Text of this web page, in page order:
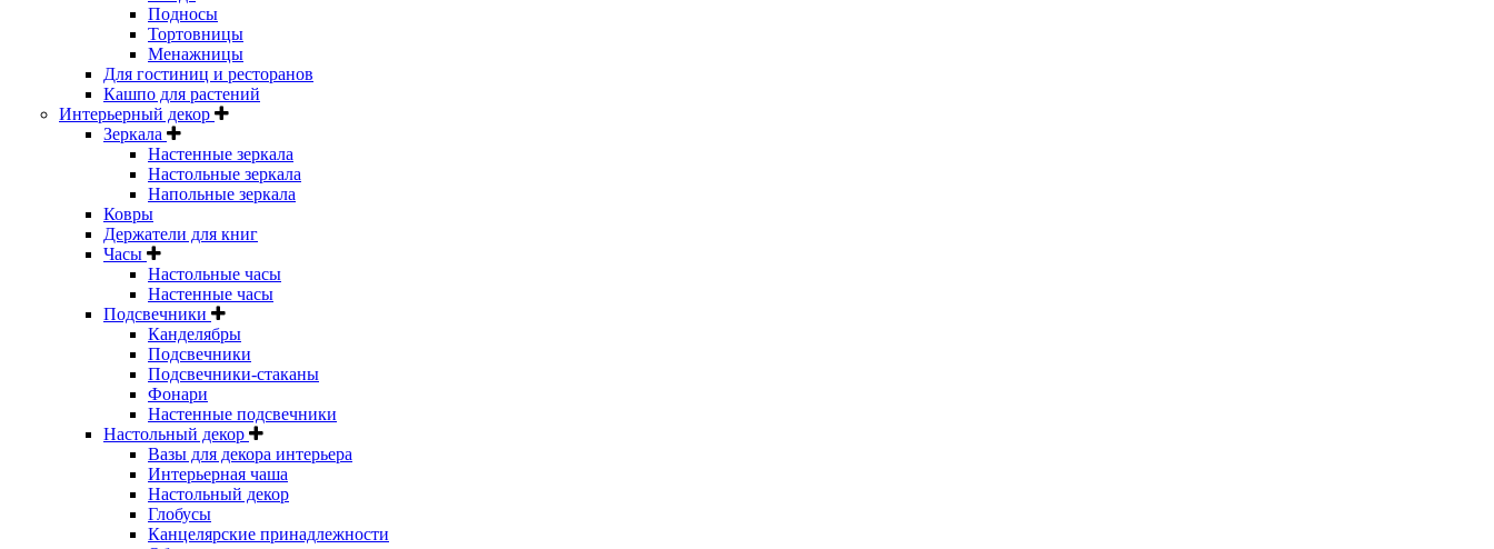
Подносы
Тортовницы
Менажницы
Для гостиниц и ресторанов
Кашпо для растений
Интерьерный декор
Зеркала
Настенные зеркала
Настольные зеркала
Напольные зеркала
Ковры
Держатели для книг
Часы
Настольные часы
Настенные часы
Подсвечники
Канделябры
Подсвечники
Подсвечники-стаканы
Фонари
Настенные подсвечники
Настольный декор
Вазы для декора интерьера
Интерьерная чаша
Настольный декор
Глобусы
Канцелярские принадлежности